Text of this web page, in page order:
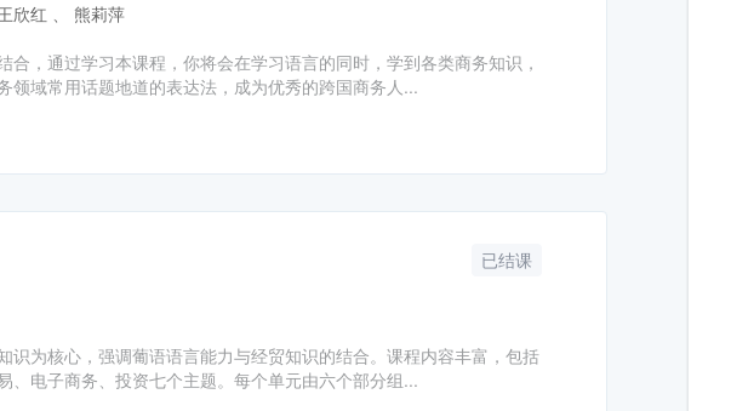
欣红 、 熊莉萍
，通过学习本课程，你将会在学习语言的同时，学到各类商务知识，
领域常用话题地道的表达法，成为优秀的跨国商务人...
已结课
识为核心，强调葡语语言能力与经贸知识的结合。课程内容丰富，包括
、电子商务、投资七个主题。每个单元由六个部分组...